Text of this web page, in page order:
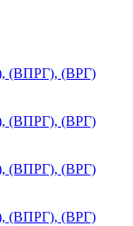
(ВПРГ), (ВРГ)
(ВПРГ), (ВРГ)
(ВПРГ), (ВРГ)
(ВПРГ), (ВРГ)